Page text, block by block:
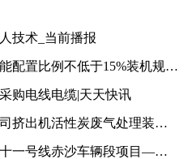
技术_当前播报
不低于15%装机规模、时长4小时以上
购电线电缆|天天快讯
活性炭废气处理装置招标公告
段项目——RVV铜芯电缆询价单:天天观点